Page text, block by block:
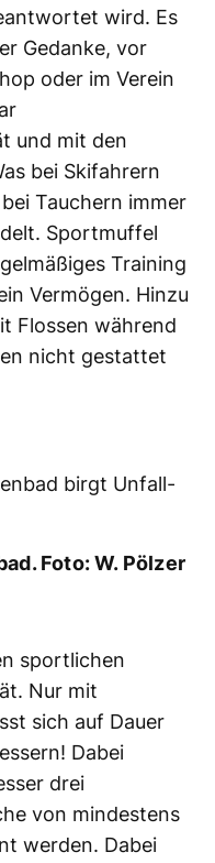
wird. Es
Gedanke, vor
oder im Verein
und mit den
bei Skifahrern
Tauchern immer
Sportmuffel
Training
Vermögen. Hinzu
Flossen während
nicht gestattet
Foto: W. Pölzer
sportlichen
Nur mit
sich auf Dauer
Dabei
drei
von mindestens
werden. Dabei